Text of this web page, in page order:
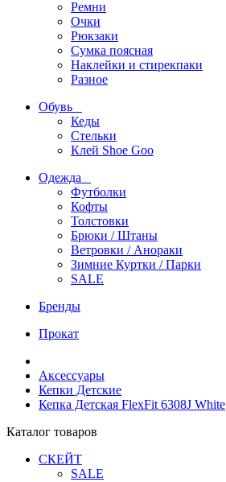
Ремни
Очки
Рюкзаки
Сумка поясная
Наклейки и стирекпаки
Разное
Обувь
Кеды
Стельки
Клей Shoe Goo
Одежда
Футболки
Кофты
Толстовки
Брюки / Штаны
Ветровки / Анораки
Зимние Куртки / Парки
SALE
Бренды
Прокат
Аксессуары
Кепки Детские
Кепка Детская FlexFit 6308J White
Каталог товаров
СКЕЙТ
SALE